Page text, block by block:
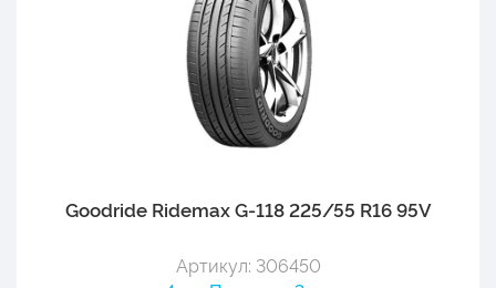
Goodride Ridemax G-118 225/55 R16 95V
Артикул: 306450